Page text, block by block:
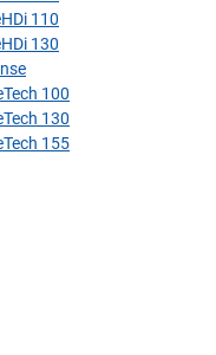
110
130
100
130
155